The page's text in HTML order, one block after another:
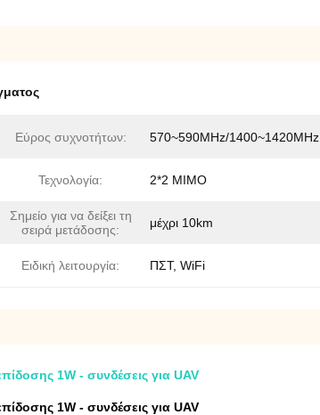
Εύρος συχνοτήτων: 570~590MHz/1400~1420MHz
Τεχνολογία: 2*2 MIMO
Σημείο για να δείξει τη
σειρά μετάδοσης:
μέχρι 10km
Ειδική λειτουργία: ΠΣΤ, WiFi
1W - συνδέσεις για UAV
1W - συνδέσεις για UAV